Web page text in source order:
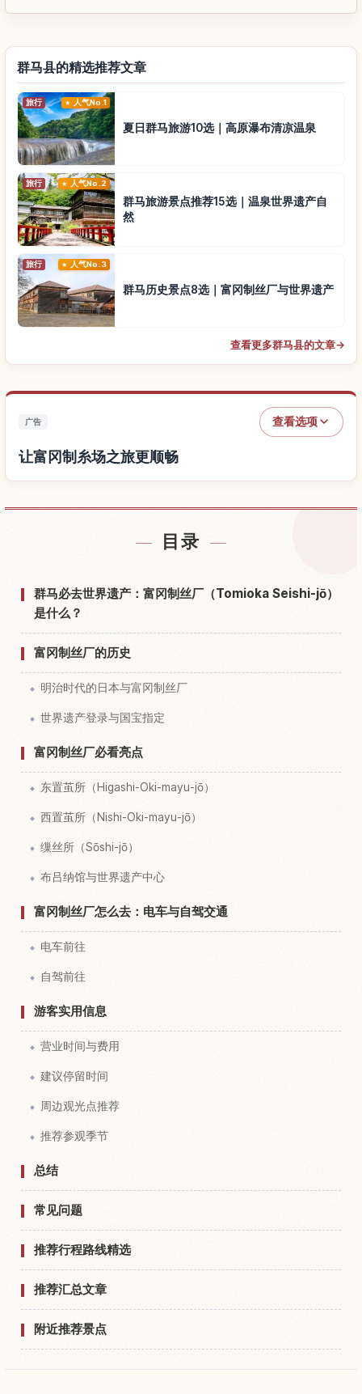
群马县的精选推荐文章
旅行 人气No.1
夏日群马旅游10选｜高原瀑布清凉温泉
旅行 人气No.2
群马旅游景点推荐15选｜温泉世界遗产自
然
旅行 人气No.3
群马历史景点8选｜富冈制丝厂与世界遗产
查看更多群马县的文章→
广告 查看选项
让富冈制糸场之旅更顺畅
目录
群马必去世界遗产：富冈制丝厂（Tomioka Seishi-jō）
是什么？
富冈制丝厂的历史
明治时代的日本与富冈制丝厂
世界遗产登录与国宝指定
富冈制丝厂必看亮点
东置茧所（Higashi-Oki-mayu-jō）
西置茧所（Nishi-Oki-mayu-jō）
缫丝所（Sōshi-jō）
布吕纳馆与世界遗产中心
富冈制丝厂怎么去：电车与自驾交通
电车前往
自驾前往
游客实用信息
营业时间与费用
建议停留时间
周边观光点推荐
推荐参观季节
总结
常见问题
推荐行程路线精选
推荐汇总文章
附近推荐景点